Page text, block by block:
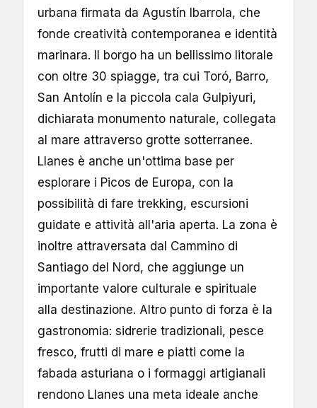
urbana firmata da Agustín Ibarrola, che
fonde creatività contemporanea e identità
marinara. Il borgo ha un bellissimo litorale
con oltre 30 spiagge, tra cui Toró, Barro,
San Antolín e la piccola cala Gulpiyuri,
dichiarata monumento naturale, collegata
al mare attraverso grotte sotterranee.
Llanes è anche un'ottima base per
esplorare i Picos de Europa, con la
possibilità di fare trekking, escursioni
guidate e attività all'aria aperta. La zona è
inoltre attraversata dal Cammino di
Santiago del Nord, che aggiunge un
importante valore culturale e spirituale
alla destinazione. Altro punto di forza è la
gastronomia: sidrerie tradizionali, pesce
fresco, frutti di mare e piatti come la
fabada asturiana o i formaggi artigianali
rendono Llanes una meta ideale anche